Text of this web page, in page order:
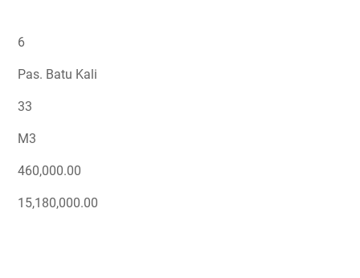
6
Pas. Batu Kali
33
M3
460,000.00
15,180,000.00